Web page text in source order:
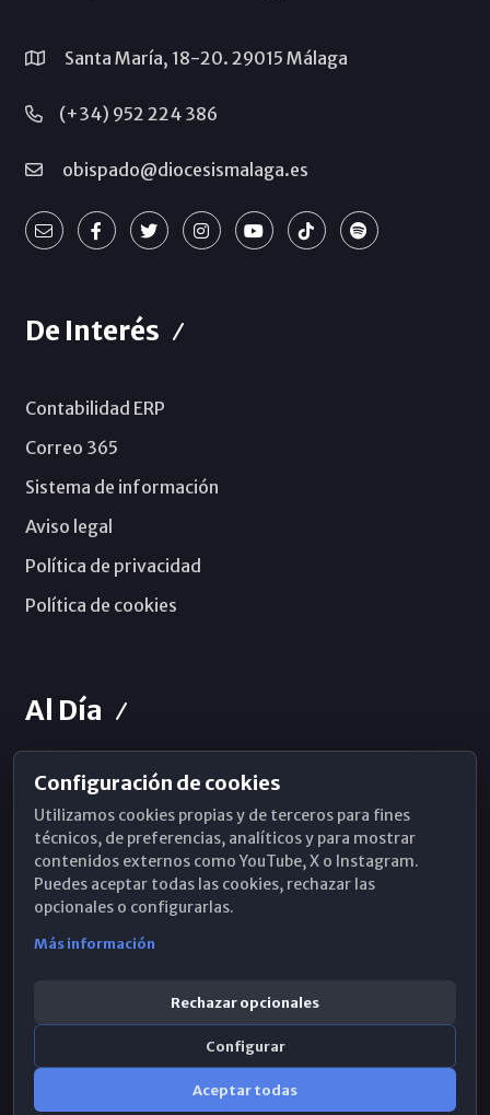
Santa María, 18-20. 29015 Málaga
(+34) 952 224 386
obispado@diocesismalaga.es
De Interés
Contabilidad ERP
Correo 365
Sistema de información
Aviso legal
Política de privacidad
Política de cookies
Al Día
Horarios de Misa
Hemeroteca
WhatsApp
Configuración de cookies
Utilizamos cookies propias y de terceros para fines
técnicos, de preferencias, analíticos y para mostrar
contenidos externos como YouTube, X o Instagram.
Puedes aceptar todas las cookies, rechazar las
opcionales o configurarlas.
Más información
Rechazar opcionales
Configurar
Aceptar todas